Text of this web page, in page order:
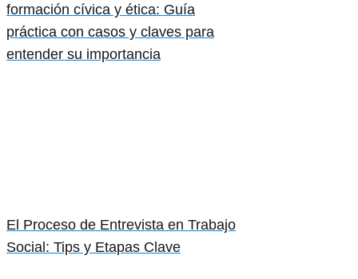
formación cívica y ética: Guía
práctica con casos y claves para
entender su importancia
El Proceso de Entrevista en Trabajo
Social: Tips y Etapas Clave